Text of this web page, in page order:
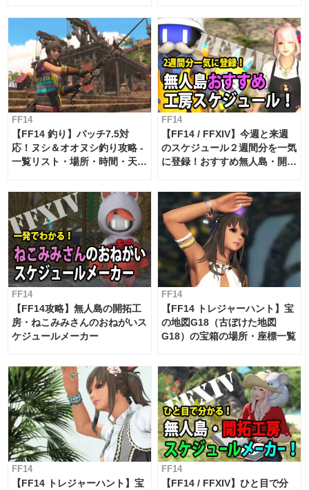
FF14
【FF14 釣り】パッチ7.5対
応！ヌシ＆オオヌシ釣り攻略 -
一覧リスト・場所・時間・天
FF14
【FF14 / FFXIV】今週と来週
のスケジュール２週間分を一気
に登録！おすすめ無人島・開拓
対応 / 毎週更新中】
FF14
【FF14攻略】無人島の開拓工
房・ねこみみさんのおねがいス
ケジュールメーカー
FF14
【FF14 トレジャーハント】宝
の地図G18（古ぼけた地図
G18）の宝箱の場所・座標一覧
FF14
【FF14 トレジャーハント】宝
FF14
【FF14 / FFXIV】ひと目で分